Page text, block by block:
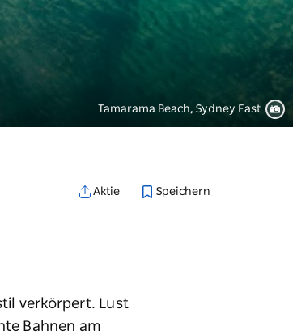
Tamarama Beach, Sydney East
Aktie Speichern
verkörpert. Lust
Bahnen am